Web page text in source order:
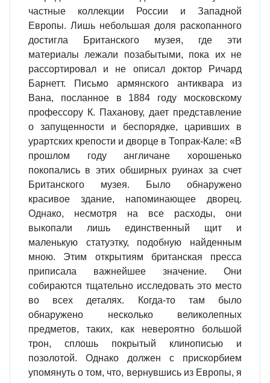
частные коллекции России и Западной
Европы. Лишь небольшая доля раскопанного
достигла Британского музея, где эти
материалы лежали позабытыми, пока их не
рассортировал и не описал доктор Ричард
Барнетт. Письмо армянского антиквара из
Вана, посланное в 1884 году московскому
профессору К. Паханову, дает представление
о запущенности и беспорядке, царивших в
урартских крепости и дворце в Топрак-Кале: «В
прошлом году англичане хорошенько
покопались в этих обширных руинах за счет
Британского музея. Было обнаружено
красивое здание, напоминающее дворец.
Однако, несмотря на все расходы, они
выкопали лишь единственный щит и
маленькую статуэтку, подобную найденным
мною. Этим открытиям британская пресса
приписала важнейшее значение. Они
собираются тщательно исследовать это место
во всех деталях. Когда-то там было
обнаружено несколько великолепных
предметов, таких, как невероятно большой
трон, сплошь покрытый клинописью и
позолотой. Однако должен с прискорбием
упомянуть о том, что, вернувшись из Европы, я